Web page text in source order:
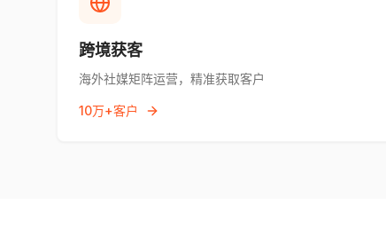
跨境获客
海外社媒矩阵运营，精准获取客户
10万+客户